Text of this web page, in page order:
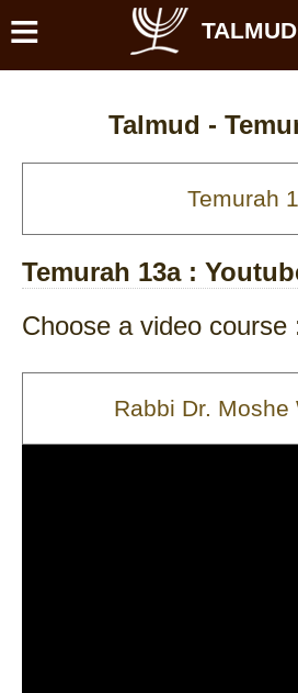
≡
Talmud -
Temurah 13a:
Choose a video course